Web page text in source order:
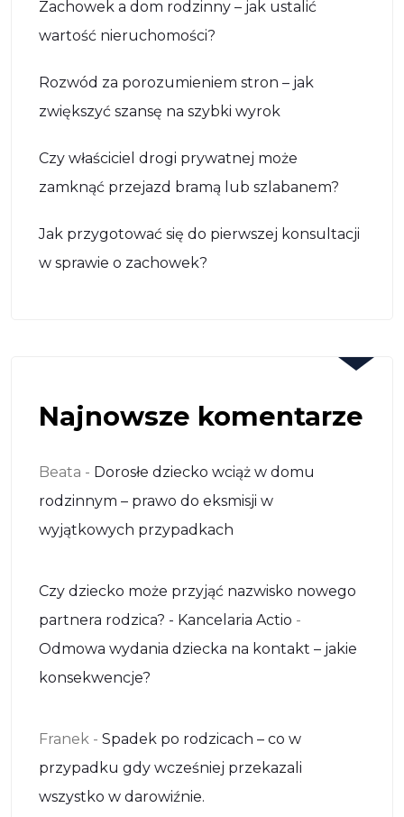
Zachowek a dom rodzinny – jak ustalić
wartość nieruchomości?
Rozwód za porozumieniem stron – jak
zwiększyć szansę na szybki wyrok
Czy właściciel drogi prywatnej może
zamknąć przejazd bramą lub szlabanem?
Jak przygotować się do pierwszej konsultacji
w sprawie o zachowek?
Najnowsze komentarze
Beata - Dorosłe dziecko wciąż w domu
rodzinnym – prawo do eksmisji w
wyjątkowych przypadkach
Czy dziecko może przyjąć nazwisko nowego
partnera rodzica? - Kancelaria Actio -
Odmowa wydania dziecka na kontakt – jakie
konsekwencje?
Franek - Spadek po rodzicach – co w
przypadku gdy wcześniej przekazali
wszystko w darowiźnie.